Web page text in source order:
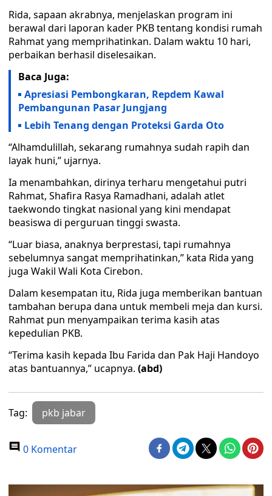
Rida, sapaan akrabnya, menjelaskan program ini
berawal dari laporan kader PKB tentang kondisi rumah
Rahmat yang memprihatinkan. Dalam waktu 10 hari,
perbaikan berhasil diselesaikan.
Baca Juga:
Apresiasi Pembongkaran, Repdem Kawal
Pembangunan Pasar Jungjang
Lebih Tenang dengan Proteksi Garda Oto
“Alhamdulillah, sekarang rumahnya sudah rapih dan
layak huni,” ujarnya.
Ia menambahkan, dirinya terharu mengetahui putri
Rahmat, Shafira Rasya Ramadhani, adalah atlet
taekwondo tingkat nasional yang kini mendapat
beasiswa di perguruan tinggi swasta.
“Luar biasa, anaknya berprestasi, tapi rumahnya
sebelumnya sangat memprihatinkan,” kata Rida yang
juga Wakil Wali Kota Cirebon.
Dalam kesempatan itu, Rida juga memberikan bantuan
tambahan berupa dana untuk membeli meja dan kursi.
Rahmat pun menyampaikan terima kasih atas
kepedulian PKB.
“Terima kasih kepada Ibu Farida dan Pak Haji Handoyo
atas bantuannya,” ucapnya. (abd)
Tag: pkb jabar
0 Komentar